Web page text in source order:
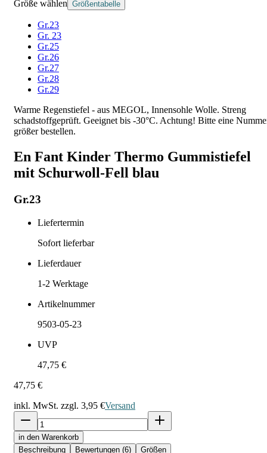
Größe wählen Größentabelle
Gr.23
Gr. 23
Gr.25
Gr.26
Gr.27
Gr.28
Gr.29
Warme Regenstiefel - aus MEGOL, Innensohle Wolle. Streng
schadstoffgeprüft. Geeignet bis -30°C. Achtung! Bitte eine
größer bestellen.
En Fant Kinder Thermo Gummistiefel
mit Schurwoll-Fell blau
Gr.23
Liefertermin
Sofort lieferbar
Lieferdauer
1-2 Werktage
Artikelnummer
9503-05-23
UVP
47,75 €
47,75 €
inkl. MwSt. zzgl. 3,95 €Versand
in den Warenkorb
Beschreibung
Bewertungen (6) Größen